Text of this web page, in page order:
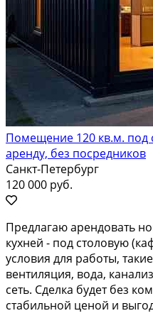
Помещение 120 кв.м. под
аренду, без посредников
Санкт-Петербург
120 000 руб.
Предлагаю арендовать
кухней - под столовую
условия для работы,
вентиляция, вода,
сеть. Сделка будет без
стабильной ценой и